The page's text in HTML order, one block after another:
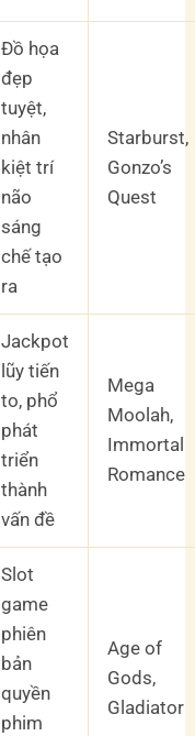
Đồ họa
đẹp
tuyệt,
nhân
kiệt trí
não
sáng
chế tạo
ra
Starburst,
Gonzo’s
Quest
Jackpot
lũy tiến
to, phổ
phát
triển
thành
vấn đề
Mega
Moolah,
Immortal
Romance
Slot
game
phiên
bản
quyền
phim
Age of
Gods,
Gladiator